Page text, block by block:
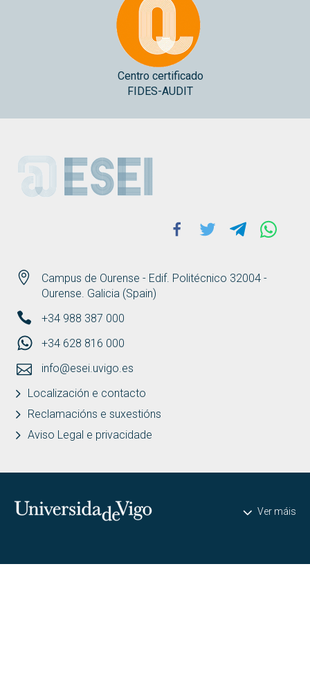
Centro certificado
FIDES-AUDIT
ESEI
Campus de Ourense - Edif. Politécnico 32004 -
Ourense. Galicia (Spain)
+34 988 387 000
+34 628 816 000
info@esei.uvigo.es
Localización e contacto
Reclamacións e suxestións
Aviso Legal e privacidade
Facebook
Twitter Telegram
Universidade de Vigo Ver máis